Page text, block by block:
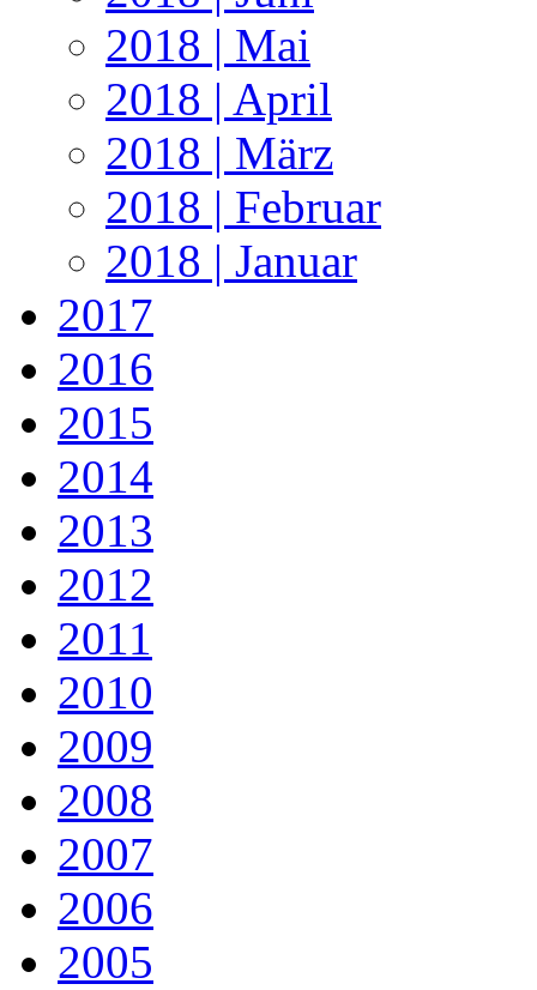
2018 | Mai
2018 | April
2018 | März
2018 | Februar
2018 | Januar
2017
2016
2015
2014
2013
2012
2011
2010
2009
2008
2007
2006
2005